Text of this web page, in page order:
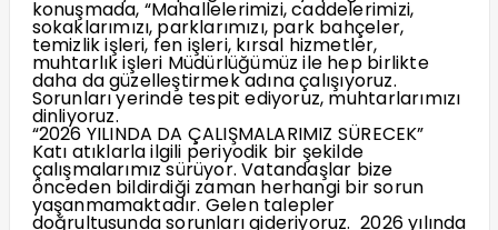
konuşmada, “Mahallelerimizi, caddelerimizi,
sokaklarımızı, parklarımızı, park bahçeler,
temizlik işleri, fen işleri, kırsal hizmetler,
muhtarlık işleri Müdürlüğümüz ile hep birlikte
daha da güzelleştirmek adına çalışıyoruz.
Sorunları yerinde tespit ediyoruz, muhtarlarımızı
dinliyoruz.
“2026 YILINDA DA ÇALIŞMALARIMIZ SÜRECEK”
Katı atıklarla ilgili periyodik bir şekilde
çalışmalarımız sürüyor. Vatandaşlar bize
önceden bildirdiği zaman herhangi bir sorun
yaşanmamaktadır. Gelen talepler
doğrultusunda sorunları gideriyoruz. 2026 yılında